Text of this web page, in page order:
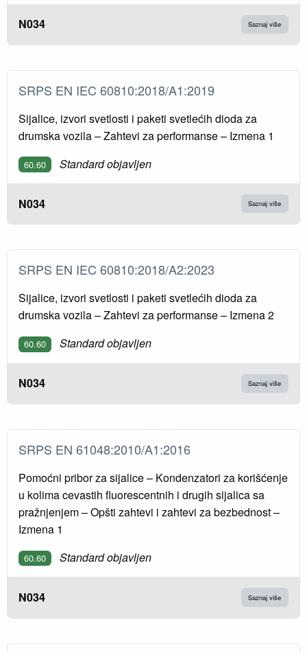
N034 Saznaj više
SRPS EN IEC 60810:2018/A1:2019
Sijalice, izvori svetlosti i paketi svetlećih dioda za
drumska vozila – Zahtevi za performanse – Izmena 1
60.60 Standard objavljen
N034 Saznaj više
SRPS EN IEC 60810:2018/A2:2023
Sijalice, izvori svetlosti i paketi svetlećih dioda za
drumska vozila – Zahtevi za performanse – Izmena 2
60.60 Standard objavljen
N034 Saznaj više
SRPS EN 61048:2010/A1:2016
Pomoćni pribor za sijalice – Kondenzatori za korišćenje
u kolima cevastih fluorescentnih i drugih sijalica sa
pražnjenjem – Opšti zahtevi i zahtevi za bezbednost –
Izmena 1
60.60 Standard objavljen
N034 Saznaj više